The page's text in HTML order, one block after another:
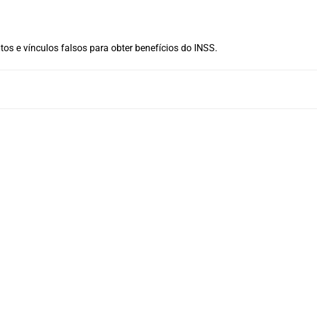
e vínculos falsos para obter benefícios do INSS.